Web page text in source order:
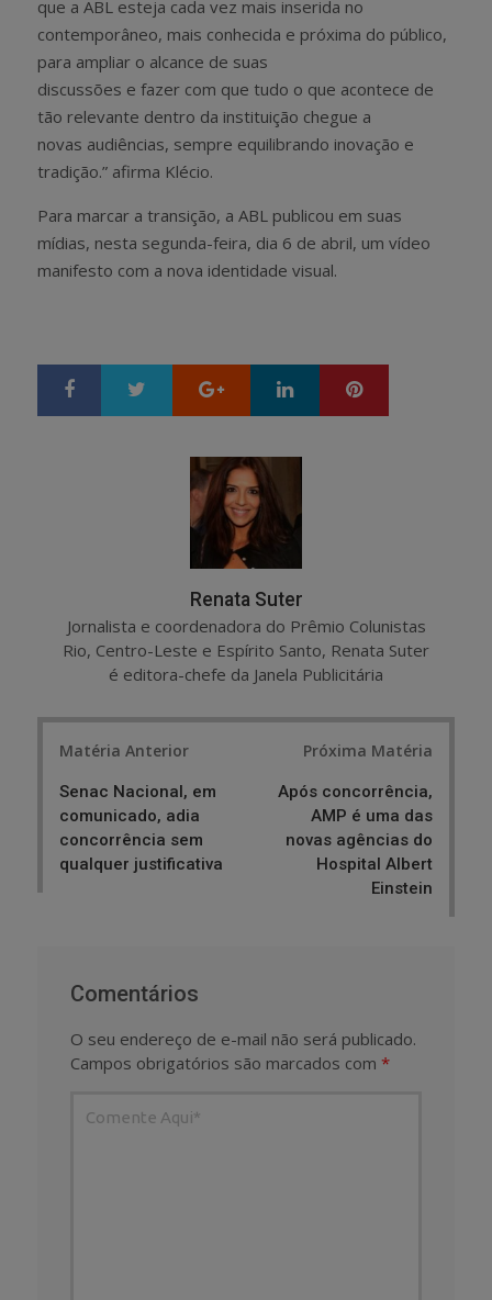
que a ABL esteja cada vez mais inserida no
contemporâneo, mais conhecida e próxima do público,
para ampliar o alcance de suas
discussões e fazer com que tudo o que acontece de
tão relevante dentro da instituição chegue a
novas audiências, sempre equilibrando inovação e
tradição.” afirma Klécio.
Para marcar a transição, a ABL publicou em suas
mídias, nesta segunda-feira, dia 6 de abril, um vídeo
manifesto com a nova identidade visual.
Google+ LinkedIn
Renata Suter
Jornalista e coordenadora do Prêmio Colunistas
Rio, Centro-Leste e Espírito Santo, Renata Suter
é editora-chefe da Janela Publicitária
Matéria Anterior
Senac Nacional, em
comunicado, adia
concorrência sem
qualquer justificativa
Próxima Matéria
Após concorrência,
AMP é uma das
novas agências do
Hospital Albert
Einstein
Comentários
O seu endereço de e-mail não será publicado.
Campos obrigatórios são marcados com *